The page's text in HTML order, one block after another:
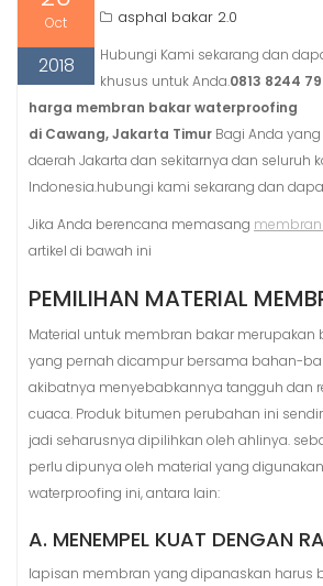
Oct
2018
asphal bakar 2.0
Hubungi Kami sekarang dan
khusus untuk Anda.0813 8244
harga membran bakar waterproofing
di Cawang, Jakarta Timur Bagi Anda
daerah Jakarta dan sekitarnya dan seluruh
Indonesia.hubungi kami sekarang dan
Jika Anda berencana memasang
artikel di bawah ini
PEMILIHAN MATERIAL
Material untuk membran bakar merupakan
yang pernah dicampur bersama bahan-
akibatnya menyebabkannya tangguh dan
cuaca. Produk bitumen perubahan ini
jadi seharusnya dipilihkan oleh ahlinya.
perlu dipunya oleh material yang
waterproofing ini, antara lain:
A. MENEMPEL KUAT DENGAN
lapisan membran yang dipanaskan harus